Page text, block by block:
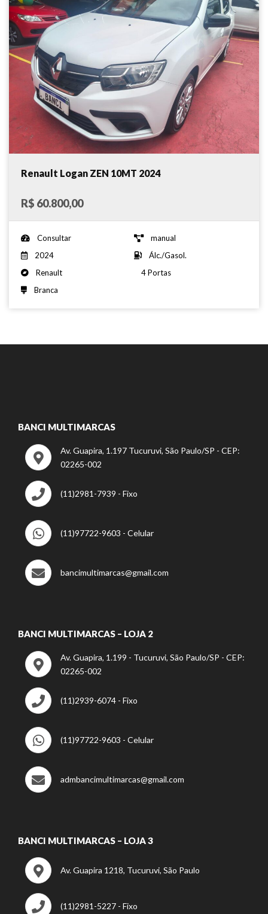
Renault Logan ZEN 10MT 2024
R$ 60.800,00
Consultar
manual
2024
Álc./Gasol.
Renault
4 Portas
Branca
BANCI MULTIMARCAS
Av. Guapira, 1.197 Tucuruvi, São Paulo/SP - CEP:
02265-002
(11)2981-7939 - Fixo
(11)97722-9603 - Celular
bancimultimarcas@gmail.com
BANCI MULTIMARCAS – LOJA 2
Av. Guapira, 1.199 - Tucuruvi, São Paulo/SP - CEP:
02265-002
(11)2939-6074 - Fixo
(11)97722-9603 - Celular
admbancimultimarcas@gmail.com
BANCI MULTIMARCAS – LOJA 3
Av. Guapira 1218, Tucuruvi, São Paulo
(11)2981-5227 - Fixo